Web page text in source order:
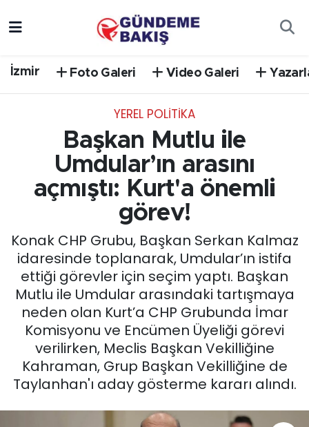
İzmir Foto Galeri Video Galeri
YEREL POLİTİKA
Başkan Mutlu ile
Umdular’ın arasını
açmıştı: Kurt'a önemli
görev!
Konak CHP Grubu, Başkan Serkan Kalmaz
idaresinde toplanarak, Umdular’ın istifa
ettiği görevler için seçim yaptı. Başkan
Mutlu ile Umdular arasındaki tartışmaya
neden olan Kurt’a CHP Grubunda İmar
Komisyonu ve Encümen Üyeliği görevi
verilirken, Meclis Başkan Vekilliğine
Kahraman, Grup Başkan Vekilliğine de
Taylanhan'ı aday gösterme kararı alındı.
EGE
EĞİTİM
English News
GÜNCEL
KÜLTÜR SANAT
MAGAZİN
Trafik Durumu
Süper Lig Puan Durumu ve Fikstür
Tüm Manşetler
Son Dakika Haberleri
Haber Arşivi